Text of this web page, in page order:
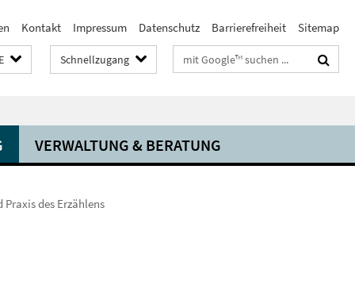
Kontakt Impressum Datenschutz Barrierefreiheit Sitemap
Schnellzugang Suchbegriffe
VERWALTUNG & BERATUNG
des Erzählens